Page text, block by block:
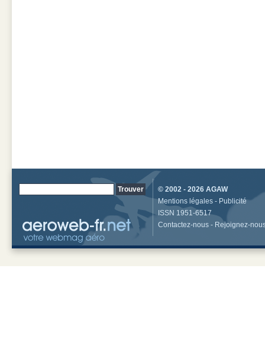
© 2002 - 2026 AGAW
Mentions légales - Publicité
ISSN 1951-6517
Contactez-nous - Rejoignez-